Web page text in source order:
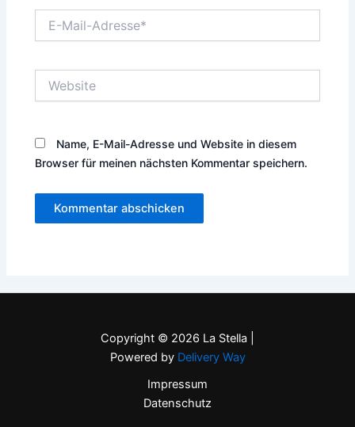
Mail-
Name, E-Mail-Adresse und Website in diesem
Browser für meinen nächsten Kommentar speichern.
Copyright © 2026 La Stella |
Powered by Delivery Way
Impressum
Datenschutz